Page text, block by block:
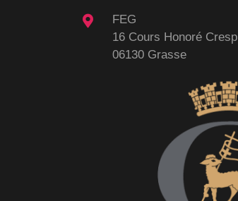
FEG
16 Cours Honoré Cresp
06130 Grasse